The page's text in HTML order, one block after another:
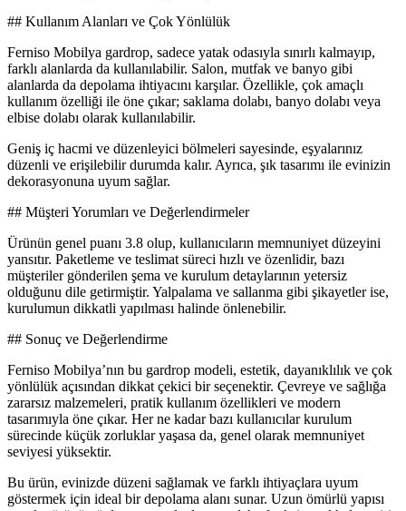
## Kullanım Alanları ve Çok Yönlülük
Ferniso Mobilya gardrop, sadece yatak odasıyla sınırlı kalmayıp,
farklı alanlarda da kullanılabilir. Salon, mutfak ve banyo gibi
alanlarda da depolama ihtiyacını karşılar. Özellikle, çok amaçlı
kullanım özelliği ile öne çıkar; saklama dolabı, banyo dolabı veya
elbise dolabı olarak kullanılabilir.
Geniş iç hacmi ve düzenleyici bölmeleri sayesinde, eşyalarınız
düzenli ve erişilebilir durumda kalır. Ayrıca, şık tasarımı ile evinizin
dekorasyonuna uyum sağlar.
## Müşteri Yorumları ve Değerlendirmeler
Ürünün genel puanı 3.8 olup, kullanıcıların memnuniyet düzeyini
yansıtır. Paketleme ve teslimat süreci hızlı ve özenlidir, bazı
müşteriler gönderilen şema ve kurulum detaylarının yetersiz
olduğunu dile getirmiştir. Yalpalama ve sallanma gibi şikayetler ise,
kurulumun dikkatli yapılması halinde önlenebilir.
## Sonuç ve Değerlendirme
Ferniso Mobilya’nın bu gardrop modeli, estetik, dayanıklılık ve çok
yönlülük açısından dikkat çekici bir seçenektir. Çevreye ve sağlığa
zararsız malzemeleri, pratik kullanım özellikleri ve modern
tasarımıyla öne çıkar. Her ne kadar bazı kullanıcılar kurulum
sürecinde küçük zorluklar yaşasa da, genel olarak memnuniyet
seviyesi yüksektir.
Bu ürün, evinizde düzeni sağlamak ve farklı ihtiyaçlara uyum
göstermek için ideal bir depolama alanı sunar. Uzun ömürlü yapısı